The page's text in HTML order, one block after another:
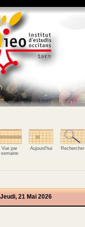
Vue par
semaine
Aujourd'hui Rechercher
Jeudi, 21 Mai 2026